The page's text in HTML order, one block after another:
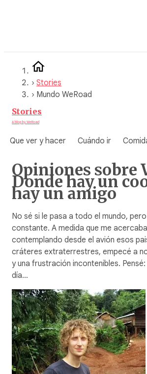
› Stories
› Mundo WeRoad
Stories
A blog by WeRoad
Que ver y hacer Cuándo ir
Opiniones sobre
Donde hay un
hay un amigo
No sé si le pasa a todo el mundo,
constante. A medida que me
contemplando desde el avión esos
cráteres extraterrestres, empecé a
y una frustración incontenibles.
día…